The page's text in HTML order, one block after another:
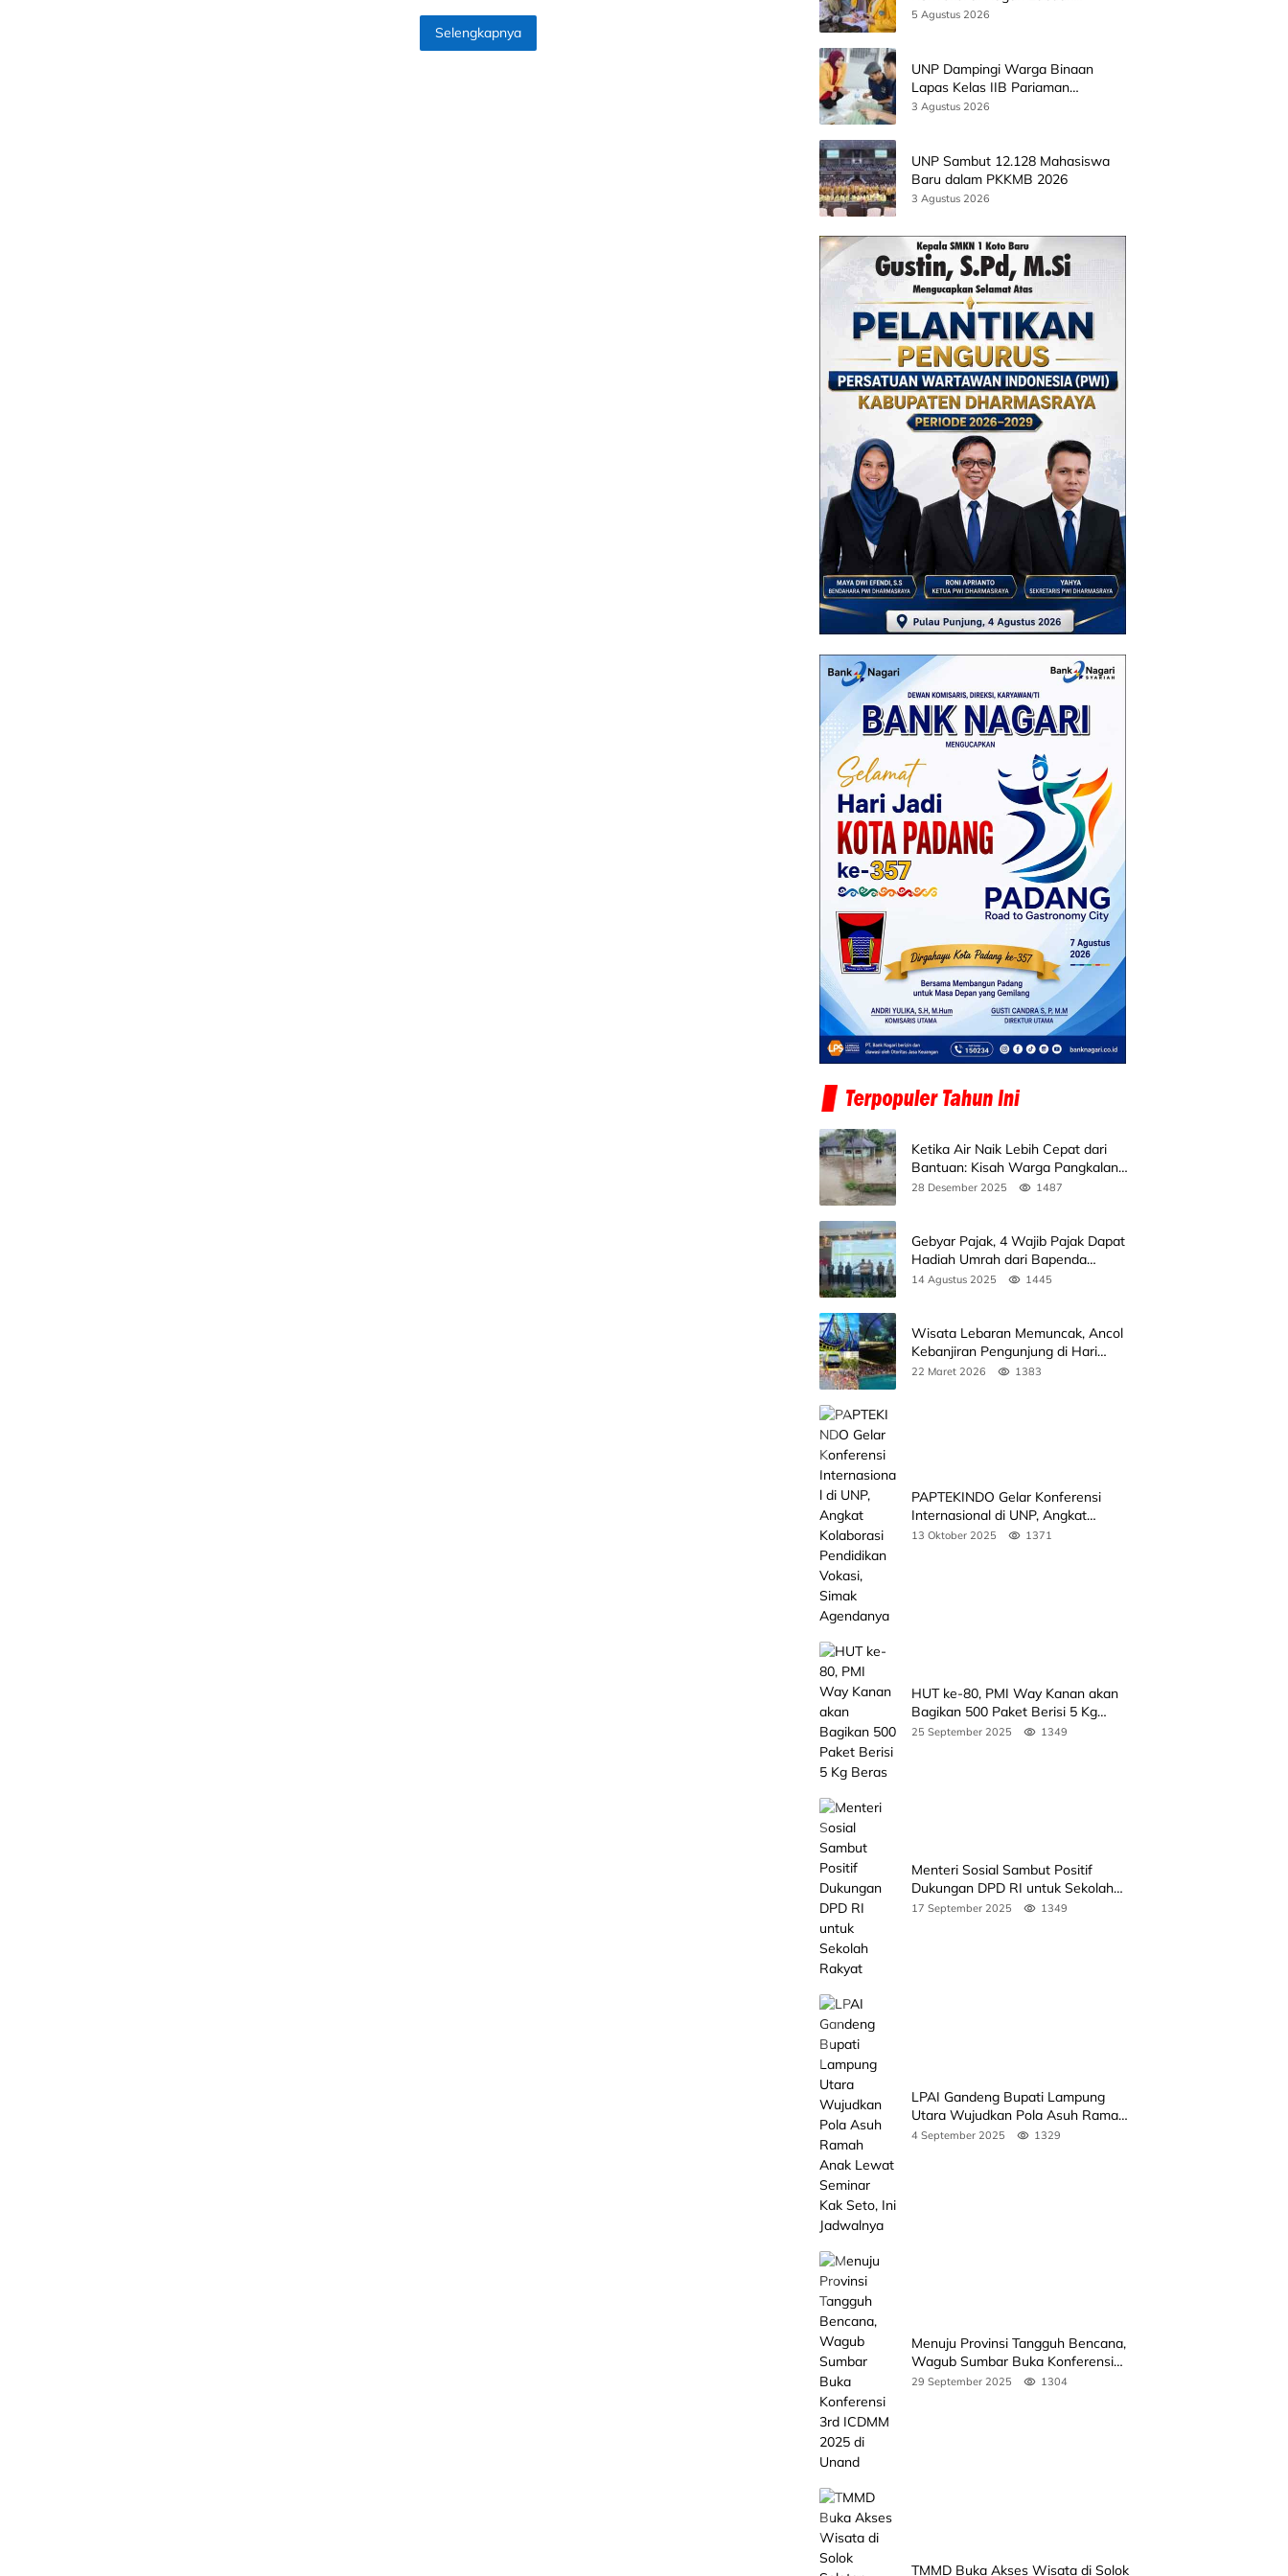
Selengkapnya
Batingkok Limapuluh Kota
5 Agustus 2026
UNP Dampingi Warga Binaan
Lapas Kelas IIB Pariaman
Kembangkan Produk Kreatif
3 Agustus 2026
UNP Sambut 12.128 Mahasiswa
Baru dalam PKKMB 2026
3 Agustus 2026
Ketika Air Naik Lebih Cepat dari
Bantuan: Kisah Warga Pangkalan
Koto Baru Bertahan di Tengah
28 Desember 2025 1487
Gebyar Pajak, 4 Wajib Pajak Dapat
Hadiah Umrah dari Bapenda
Sumbar
14 Agustus 2025 1445
Wisata Lebaran Memuncak, Ancol
Kebanjiran Pengunjung di Hari
Kedua
22 Maret 2026 1383
PAPTEKINDO Gelar Konferensi
Internasional di UNP, Angkat
Kolaborasi Pendidikan Vokasi,
13 Oktober 2025 1371
HUT ke-80, PMI Way Kanan akan
Bagikan 500 Paket Berisi 5 Kg
Beras
25 September 2025 1349
Menteri Sosial Sambut Positif
Dukungan DPD RI untuk Sekolah
Rakyat
17 September 2025 1349
LPAI Gandeng Bupati Lampung
Utara Wujudkan Pola Asuh Ramah
Anak Lewat Seminar Kak Seto, Ini
4 September 2025 1329
Menuju Provinsi Tangguh Bencana,
Wagub Sumbar Buka Konferensi
3rd ICDMM 2025 di Unand
29 September 2025 1304
TMMD Buka Akses Wisata di Solok